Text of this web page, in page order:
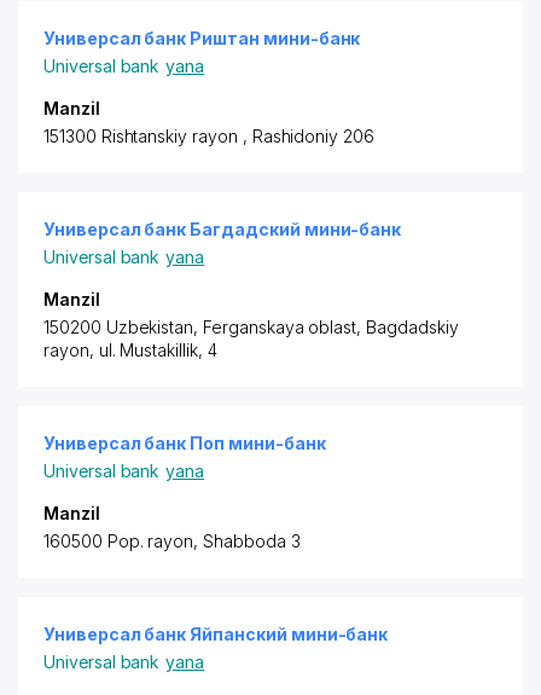
Универсал банк Риштан мини-банк
Universal bank yana
Manzil
151300 Rishtanskiy rayon , Rashidoniy 206
Универсал банк Багдадский мини-банк
Universal bank yana
Manzil
150200 Uzbekistan, Ferganskaya oblast, Bagdadskiy
rayon, ul. Mustakillik, 4
Универсал банк Поп мини-банк
Universal bank yana
Manzil
160500 Pop. rayon, Shabboda 3
Универсал банк Яйпанский мини-банк
Universal bank yana